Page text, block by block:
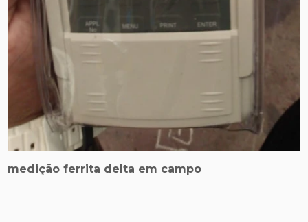
medição ferrita delta em campo